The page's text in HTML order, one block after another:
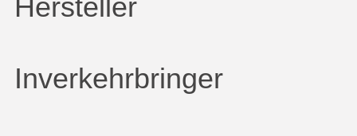
Hersteller
Inverkehrbringer